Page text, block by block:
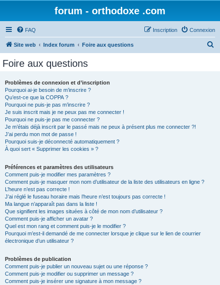
forum - orthodoxe .com
FAQ Connexion
Inscription
Site web Index forum Foire aux questions
Foire aux questions
Problèmes de connexion et d’inscription
Pourquoi ai-je besoin de m’inscrire ?
Qu’est-ce que la COPPA ?
Pourquoi ne puis-je pas m’inscrire ?
Je suis inscrit mais je ne peux pas me connecter !
Pourquoi ne puis-je pas me connecter ?
Je m’étais déjà inscrit par le passé mais ne peux à présent plus me connecter ?!
J’ai perdu mon mot de passe !
Pourquoi suis-je déconnecté automatiquement ?
À quoi sert « Supprimer les cookies » ?
Préférences et paramètres des utilisateurs
Comment puis-je modifier mes paramètres ?
Comment puis-je masquer mon nom d’utilisateur de la liste des utilisateurs en ligne ?
L’heure n’est pas correcte !
J’ai réglé le fuseau horaire mais l’heure n’est toujours pas correcte !
Ma langue n’apparaît pas dans la liste !
Que signifient les images situées à côté de mon nom d’utilisateur ?
Comment puis-je afficher un avatar ?
Quel est mon rang et comment puis-je le modifier ?
Pourquoi m’est-il demandé de me connecter lorsque je clique sur le lien de courrier
électronique d’un utilisateur ?
Problèmes de publication
Comment puis-je publier un nouveau sujet ou une réponse ?
Comment puis-je modifier ou supprimer un message ?
Comment puis-je insérer une signature à mon message ?